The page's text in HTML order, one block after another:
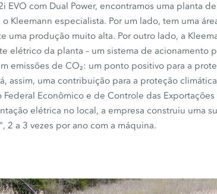
EVO com Dual Power, encontramos uma planta
o Kleemann especialista. Por um lado, tem uma
uma produção muito alta. Por outro lado, a
elétrico da planta – um sistema de acionamento
emissões de CO₂: um ponto positivo para a
assim, uma contribuição para a proteção
Federal Econômico e de Controle das
elétrica no local, a empresa construiu uma
2 a 3 vezes por ano com a máquina.